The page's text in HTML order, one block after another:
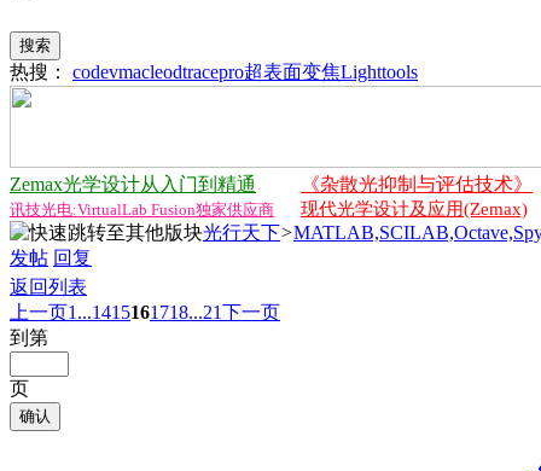
搜索
热搜： codevmacleodtracepro超表面变焦Lighttools
Zemax光学设计从入门到精通 《杂散光抑制与评估技术》
讯技光电:VirtualLab Fusion独家供应商 现代光学设计及应用(Zemax)
光行天下>
发帖 回复
返回列表
上一页1...1415161718...21下一页
到第
页
确认